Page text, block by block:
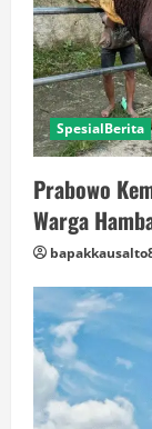
SpesialBerita
Prabowo
Warga